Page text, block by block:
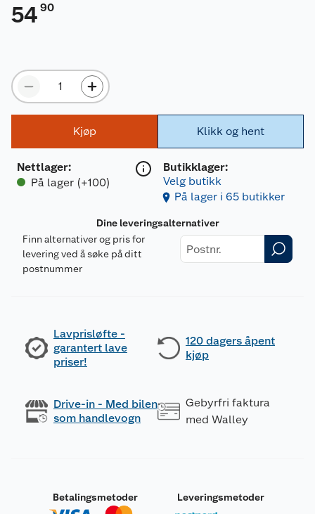
54 90
Kjøp
Nettlager:
På lager (+100)
Klikk og hent
Butikklager:
Velg butikk
På lager i 65 butikker
Dine leveringsalternativer
Finn alternativer og pris for
levering ved å søke på ditt
postnummer
Lavprisløfte -
garantert lave
priser!
120 dagers åpent
kjøp
Drive-in - Med bilen
som handlevogn
Gebyrfri faktura
med Walley
Betalingsmetoder Leveringsmetoder